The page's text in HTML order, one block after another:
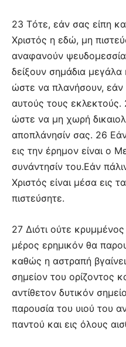
23 Τότε, εάν σας είπη
Χριστός η εδώ, μη
αναφανούν
δείξουν σημάδια
ώστε να πλανήσουν, εάν
αυτούς τους εκλεκτούς.
ώστε να μη χωρή
αποπλάνησίν σας. 26
εις την έρημον είναι ο
συνάντησίν του.Εάν
Χριστός είναι μέσα εις
πιστεύσητε.
27 Διότι ούτε
μέρος ερημικόν θα
καθώς η αστραπή
σημείον του ορίζοντος
αντίθετον δυτικόν
παρουσία του υιού του
παντού και εις όλους